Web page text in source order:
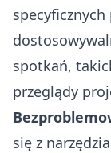
spotkań,
przeglądy
się z